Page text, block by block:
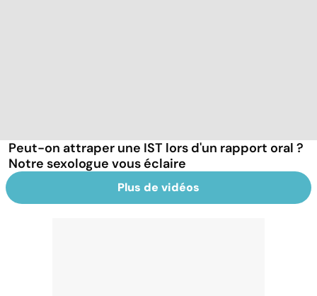
Peut-on attraper une IST lors d'un rapport oral ?
Notre sexologue vous éclaire
Plus de vidéos